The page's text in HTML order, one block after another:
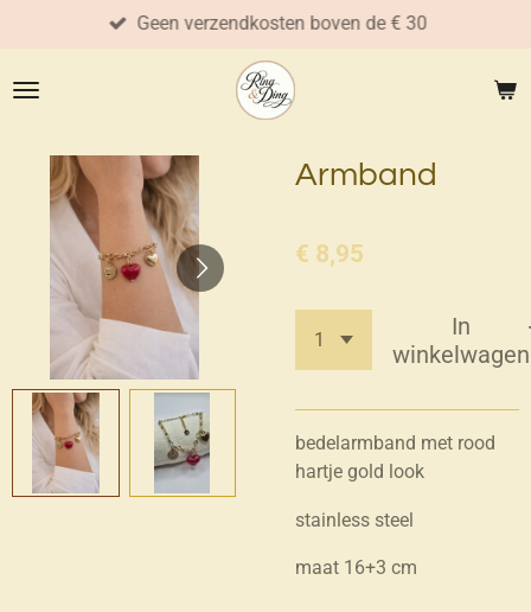
naar
Geen verzendkosten boven de € 30
Armband
€ 8,95
In
winkelwagen
bedelarmband met rood
hartje gold look
stainless steel
maat 16+3 cm